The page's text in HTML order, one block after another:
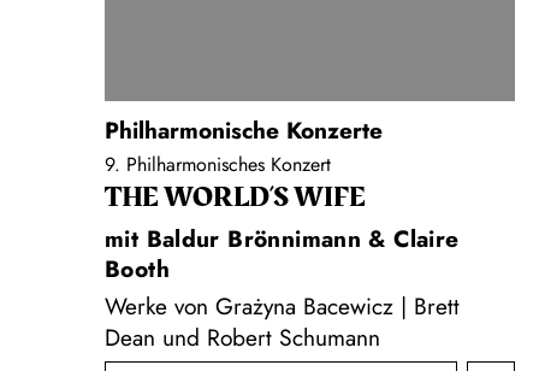
Philharmonische Konzerte
9. Philharmonisches Konzert
THE WORLD’S WIFE
mit Baldur Brönnimann & Claire
Booth
Werke von Grażyna Bacewicz | Brett
Dean und Robert Schumann